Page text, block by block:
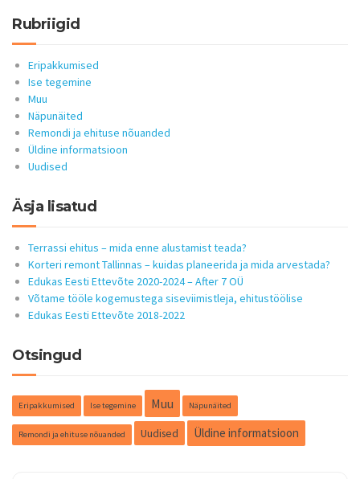
Rubriigid
Eripakkumised
Ise tegemine
Muu
Näpunäited
Remondi ja ehituse nõuanded
Üldine informatsioon
Uudised
Äsja lisatud
Terrassi ehitus – mida enne alustamist teada?
Korteri remont Tallinnas – kuidas planeerida ja mida arvestada?
Edukas Eesti Ettevõte 2020-2024 – After 7 OÜ
Võtame tööle kogemustega siseviimistleja, ehitustöölise
Edukas Eesti Ettevõte 2018-2022
Otsingud
Eripakkumised Ise tegemine Muu Näpunäited
Remondi ja ehituse nõuanded Uudised Üldine informatsioon